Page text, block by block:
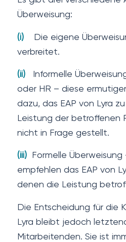
Überweisung:
(i)Die eigene
verbreitet.
(ii)Informelle
oder HR – diese
dazu, das EAP von Lyra
Leistung der betroffenen
nicht in Frage gestellt.
(iii) Formelle
empfehlen das EAP von
denen die Leistung
Die Entscheidung für die
Lyra bleibt jedoch
Mitarbeitenden. Sie ist